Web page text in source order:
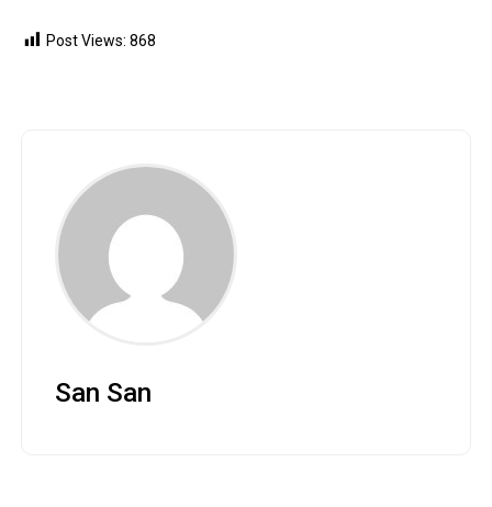
Post Views: 868
San San